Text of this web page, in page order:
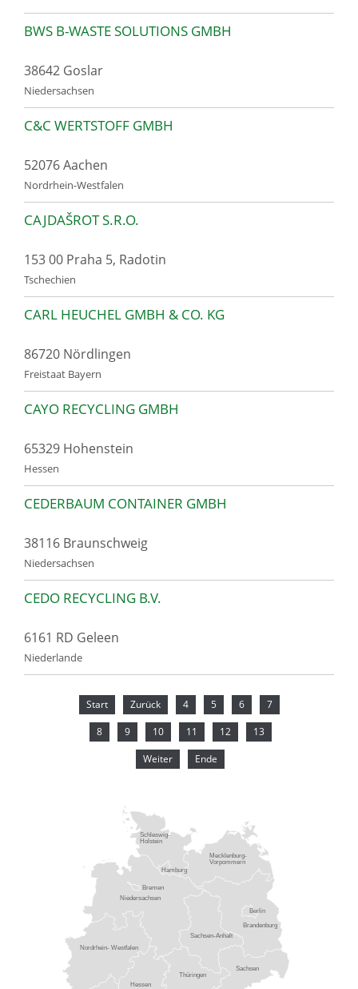
BWS B-WASTE SOLUTIONS GMBH
38642 Goslar
Niedersachsen
C&C WERTSTOFF GMBH
52076 Aachen
Nordrhein-Westfalen
CAJDAŠROT S.R.O.
153 00 Praha 5, Radotin
Tschechien
CARL HEUCHEL GMBH & CO. KG
86720 Nördlingen
Freistaat Bayern
CAYO RECYCLING GMBH
65329 Hohenstein
Hessen
CEDERBAUM CONTAINER GMBH
38116 Braunschweig
Niedersachsen
CEDO RECYCLING B.V.
6161 RD Geleen
Niederlande
Start Zurück 4 5 6 7
8 9 10 11 12 13
Weiter Ende
Brandenburg
Hessen
Mecklenburg-
Vorpommern
Niedersachsen
Nordrhein- Westfalen
Sachsen
Sachsen-Anhalt
Schleswig-
Holstein
Thüringen
Berlin
Bremen
Hamburg